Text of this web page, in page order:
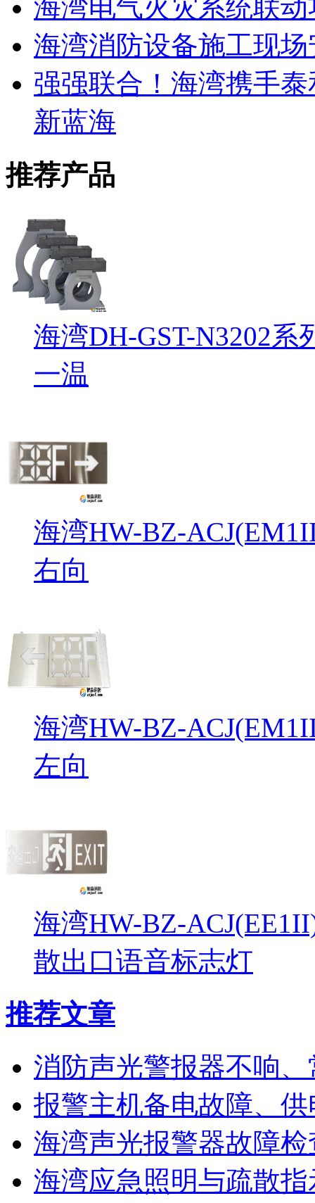
海湾电气火灾系统联
海湾消防设备施工现
强强联合！海湾携手
新蓝海
推荐产品
海湾DH-GST-N3202
一温
海湾HW-BZ-
右向
海湾HW-BZ-
左向
海湾HW-BZ-
散出口语音标志灯
推荐文章
消防声光警报器不响
报警主机备电故障、
海湾声光报警器故障
海湾应急照明与疏散